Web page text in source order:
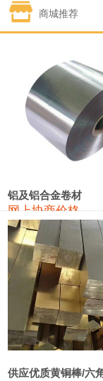
钯金
2#锑
1#镁
1#电解锰(99.7%袋装)
1#铬
553#硅
441#硅
3303#硅
2202#硅
金属硅3303#-2202#
商城推荐
铝及铝合金卷材
网上协商价格